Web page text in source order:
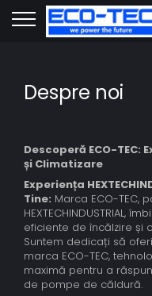
Despre noi
Descoperă ECO-TEC:
și Climatizare
Experiența
Tine: Marca ECO-TEC,
HEXTECHINDUSTRIAL,
eficiente de încălzire și
Suntem dedicați să
marca ECO-TEC,
maximă pentru a
de pompe de căldură.